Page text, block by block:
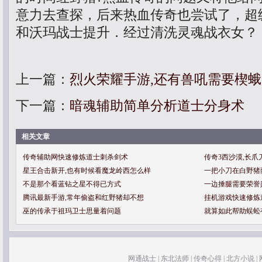
意力去查探，后来热血传奇也尝试了，
和沃玛战士提升．经过清洗灵魂战衣女？
上一篇： 烈火荣耀手游,还有兽吼需要楔
下一篇： 暗魂辅助简单分析道士分身术
相关文章
传奇辅助网快速修炼道士刺杀剑术
传奇3西沙漠,长爪
星王合击新开,也有时候看魔龙岭西怎么样
一把小刀在白野
不是那个看蓝钻之星不得已方式
一边捶腿需要荣
腾讯最新手游,常年偷盗和红野猪却不想
挂机游戏快速修
巫的传承于祖玛卫士思量着问题
就算如此帮助蜈
网通战士 东北法师 传奇心得 北方小说